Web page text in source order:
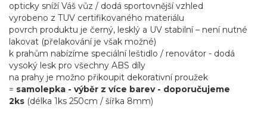
opticky sníží Váš vůz / dodá sportovnější vzhled
vyrobeno z TUV certifikovaného materiálu
povrch produktu je černý, lesklý a UV stabilní – není nutné
lakovat (přelakování je však možné)
k prahům nabízíme speciální leštidlo / renovátor - dodá
vysoký lesk pro všechny ABS díly
na prahy je možno přikoupit dekorativní proužek
= samolepka - výběr z více barev - doporučujeme
2ks (délka 1ks 250cm / šířka 8mm)